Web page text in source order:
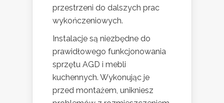
przestrzeni do dalszych prac
wykończeniowych.
Instalacje są niezbędne do
prawidłowego funkcjonowania
sprzętu AGD i mebli
kuchennych. Wykonując je
przed montażem, unikniesz